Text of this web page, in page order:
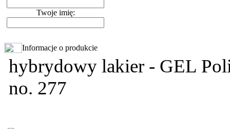
Twoje imię:
Informacje o produkcie
hybrydowy lakier - GEL
no. 277